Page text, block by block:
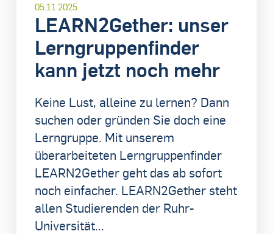
05.11.2025
LEARN2Gether: unser
Lerngruppenfinder
kann jetzt noch mehr
Keine Lust, alleine zu lernen? Dann
suchen oder gründen Sie doch eine
Lerngruppe. Mit unserem
überarbeiteten Lerngruppenfinder
LEARN2Gether geht das ab sofort
noch einfacher. LEARN2Gether steht
allen Studierenden der Ruhr-
Universität...